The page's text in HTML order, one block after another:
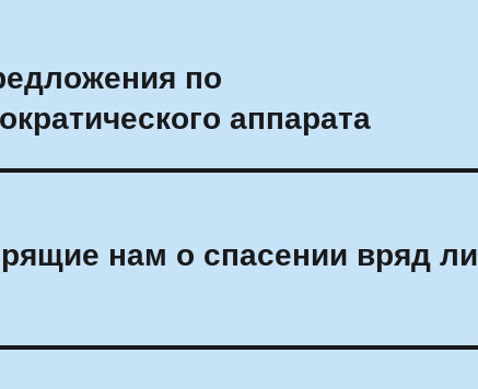
по
аппарата
нам о спасении вряд ли